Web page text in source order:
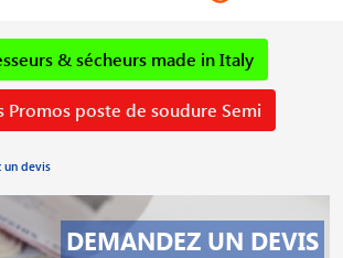
& sécheurs made in Italy
Promos poste de soudure Semi
un devis
DEMANDEZ UN DEVIS